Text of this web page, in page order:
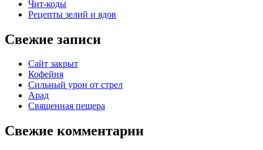
Чит-коды
Рецепты зелий и ядов
Свежие записи
Сайт закрыт
Кофейня
Cильный урон от стрел
Арад
Священная пещера
Свежие комментарии